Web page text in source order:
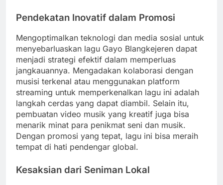
Pendekatan Inovatif dalam Promosi
Mengoptimalkan teknologi dan media sosial untuk
menyebarluaskan lagu Gayo Blangkejeren dapat
menjadi strategi efektif dalam memperluas
jangkauannya. Mengadakan kolaborasi dengan
musisi terkenal atau menggunakan platform
streaming untuk memperkenalkan lagu ini adalah
langkah cerdas yang dapat diambil. Selain itu,
pembuatan video musik yang kreatif juga bisa
menarik minat para penikmat seni dan musik.
Dengan promosi yang tepat, lagu ini bisa meraih
tempat di hati pendengar global.
Kesaksian dari Seniman Lokal